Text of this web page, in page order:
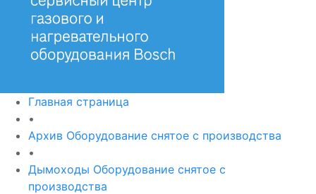
Главная страница
•
Архив Оборудование снятое с производства
•
Дымоходы Оборудование снятое с
производства